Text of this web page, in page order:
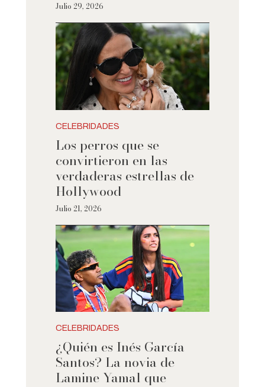
Julio 29, 2026
CELEBRIDADES
Los perros que se
convirtieron en las
verdaderas estrellas de
Hollywood
Julio 21, 2026
CELEBRIDADES
¿Quién es Inés García
Santos? La novia de
Lamine Yamal que